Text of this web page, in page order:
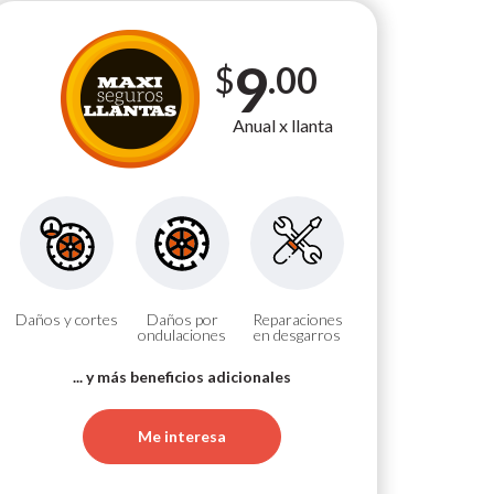
$9.00
Anual x llanta
Daños y cortes
Daños por
ondulaciones
Reparaciones
en desgarros
... y más beneficios adicionales
Me interesa